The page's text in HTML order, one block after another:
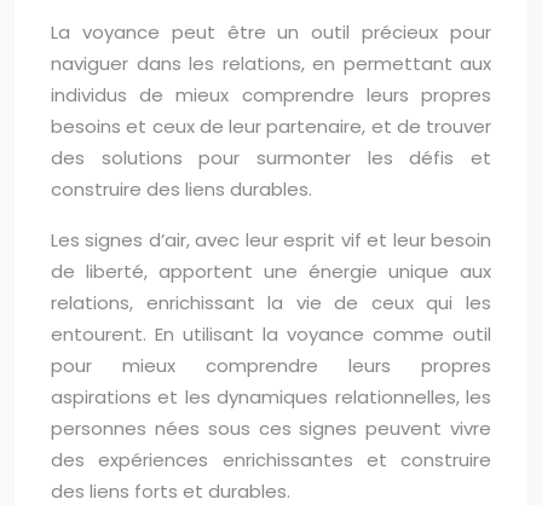
La voyance peut être un outil précieux pour
naviguer dans les relations, en permettant aux
individus de mieux comprendre leurs propres
besoins et ceux de leur partenaire, et de trouver
des solutions pour surmonter les défis et
construire des liens durables.
Les signes d’air, avec leur esprit vif et leur besoin
de liberté, apportent une énergie unique aux
relations, enrichissant la vie de ceux qui les
entourent. En utilisant la voyance comme outil
pour mieux comprendre leurs propres
aspirations et les dynamiques relationnelles, les
personnes nées sous ces signes peuvent vivre
des expériences enrichissantes et construire
des liens forts et durables.